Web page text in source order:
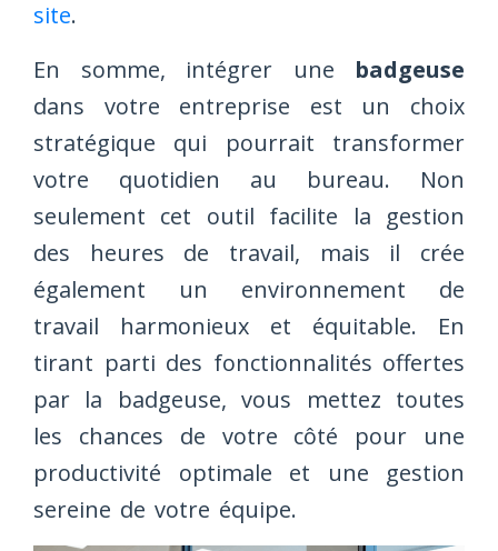
site.
En somme, intégrer une badgeuse
dans votre entreprise est un choix
stratégique qui pourrait transformer
votre quotidien au bureau. Non
seulement cet outil facilite la gestion
des heures de travail, mais il crée
également un environnement de
travail harmonieux et équitable. En
tirant parti des fonctionnalités offertes
par la badgeuse, vous mettez toutes
les chances de votre côté pour une
productivité optimale et une gestion
sereine de votre équipe.